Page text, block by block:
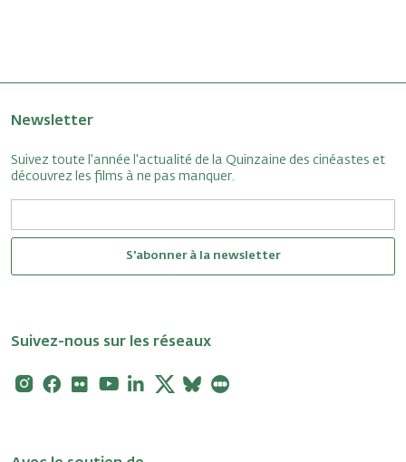
Newsletter
Suivez toute l'année l'actualité de la Quinzaine des cinéastes et
découvrez les films à ne pas manquer.
S'abonner à la newsletter
Suivez-nous sur les réseaux
Instagram
Facebook
FlickrYoutubeLinkedin
X Bluesky